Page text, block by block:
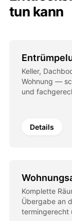
tun kann
Keller,
Wohnung —
und
Details
Komplette
Übergabe an
termingerecht